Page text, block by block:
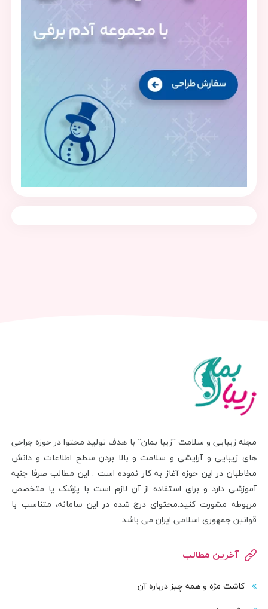
مجله زیبایی و سلامت “زیبا بمان” با هدف تولید محتوا در حوزه جراحی
های زیبایی و آرایشی و سلامت و بالا بردن سطح اطلاعات و دانش
مخاطبان در این حوزه آغاز به کار نموده است . این مطالب صرفا جنبه
آموزشی دارد و برای استفاده از آن لازم است با پزشک یا متخصص
مربوطه مشورت کنید.محتوای درج شده در این سامانه، متناسب با
قوانین جمهوری اسلامی ایران می باشد.
آخرین مطالب
کاشت مژه و همه چیز درباره آن